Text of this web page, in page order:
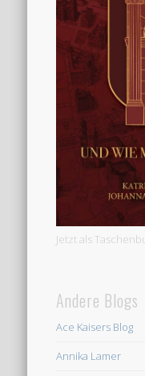
Jetzt als
Andere Blogs
Ace Kaisers Blog
Annika Lamer